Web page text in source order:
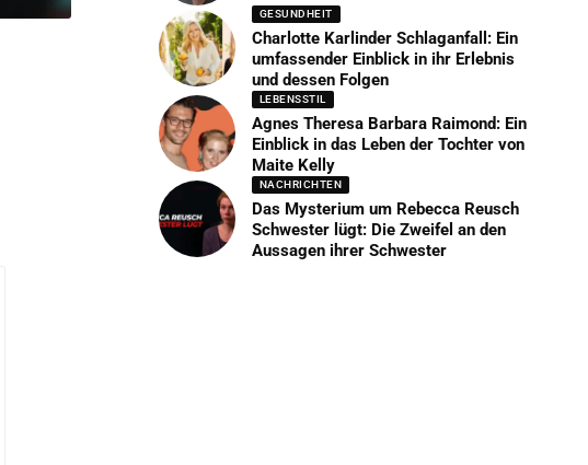
GESUNDHEIT
Charlotte Karlinder Schlaganfall: Ein
umfassender Einblick in ihr Erlebnis
und dessen Folgen
LEBENSSTIL
Agnes Theresa Barbara Raimond: Ein
Einblick in das Leben der Tochter von
Maite Kelly
NACHRICHTEN
Das Mysterium um Rebecca Reusch
Schwester lügt: Die Zweifel an den
Aussagen ihrer Schwester